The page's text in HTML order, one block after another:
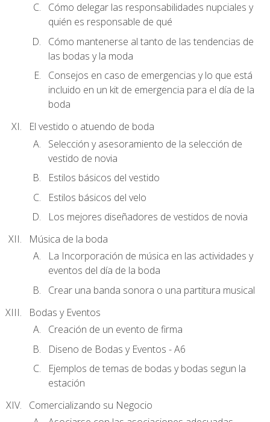
Cómo delegar las responsabilidades nupciales y
quién es responsable de qué
Cómo mantenerse al tanto de las tendencias de
las bodas y la moda
Consejos en caso de emergencias y lo que está
incluido en un kit de emergencia para el día de la
boda
El vestido o atuendo de boda
Selección y asesoramiento de la selección de
vestido de novia
Estilos básicos del vestido
Estilos básicos del velo
Los mejores diseñadores de vestidos de novia
Música de la boda
La Incorporación de música en las actividades y
eventos del día de la boda
Crear una banda sonora o una partitura musical
Bodas y Eventos
Creación de un evento de firma
Diseno de Bodas y Eventos - A6
Ejemplos de temas de bodas y bodas segun la
estación
Comercializando su Negocio